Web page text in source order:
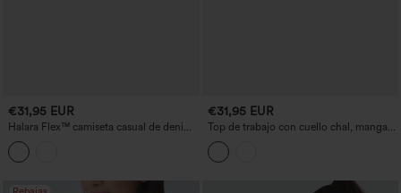
€31,95 EUR
Halara Flex™ camiseta casual de denim
con cuello en V y mangas cortas
€31,95 EUR
Top de trabajo con cuello chal, mangas
cortas y nudo delantero